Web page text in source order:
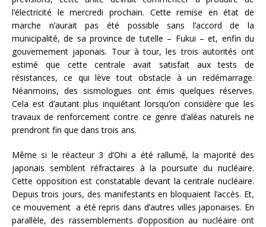
l’électricité le mercredi prochain. Cette remise en état de
marche n’aurait pas été possible sans l’accord de la
municipalité, de sa province de tutelle – Fukui – et, enfin du
gouvernement japonais. Tour à tour, les trois autorités ont
estimé que cette centrale avait satisfait aux tests de
résistances, ce qui lève tout obstacle à un redémarrage.
Néanmoins, des sismologues ont émis quelques réserves.
Cela est d’autant plus inquiétant lorsqu’on considère que les
travaux de renforcement contre ce genre d’aléas naturels ne
prendront fin que dans trois ans.
Même si le réacteur 3 d’Ohi a été rallumé, la majorité des
japonais semblent réfractaires à la poursuite du nucléaire.
Cette opposition est constatable devant la centrale nucléaire.
Depuis trois jours, des manifestants en bloquaient l’accès. Et,
ce mouvement a été repris dans d’autres villes japonaises. En
parallèle, des rassemblements d’opposition au nucléaire ont